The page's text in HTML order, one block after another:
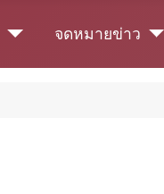
จดหมายข่าว